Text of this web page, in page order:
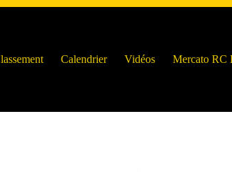
Calendrier Vidéos Mercato RC